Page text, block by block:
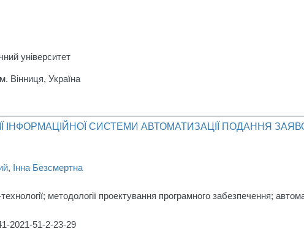
університет
Вінниця, Україна
ІНФОРМАЦІЙНОЇ СИСТЕМИ АВТОМАТИЗАЦІЇ ПОДАННЯ
, Інна Безсмертна
методології проектування програмного забезпечення;
2021-51-2-23-29